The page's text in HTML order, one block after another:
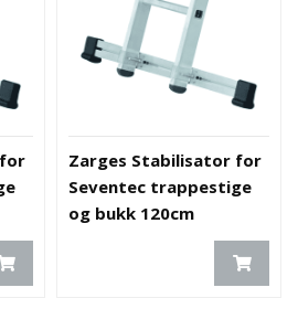
Zarges Stabilisator for
Seventec trappestige
og bukk 120cm